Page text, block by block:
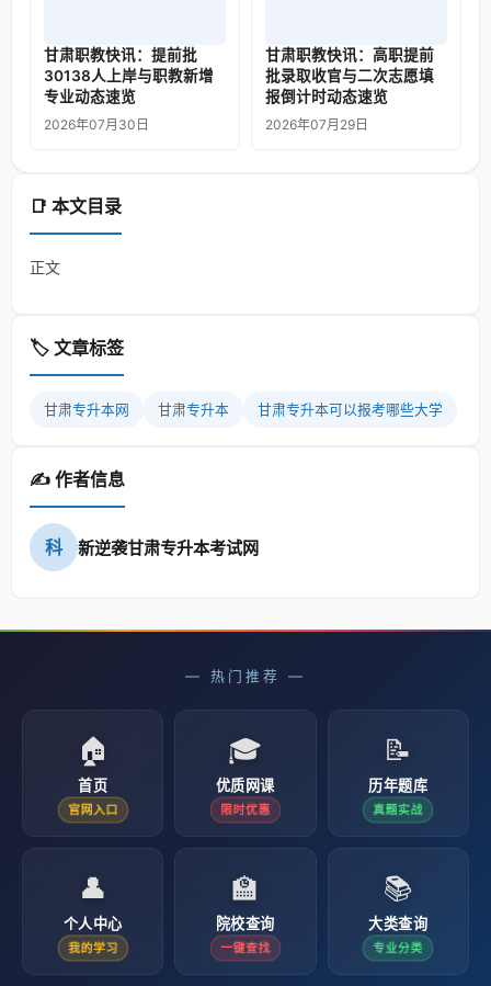
📑 本文目录
正文
🏷️ 文章标签
甘肃专升本网 甘肃专升本 甘肃专升本可以报考哪些大学
✍️ 作者信息
科 新逆袭甘肃专升本考试网
甘肃职教快讯：提前批
30138人上岸与职教新增
专业动态速览
2026年07月30日
甘肃职教快讯：高职提前
批录取收官与二次志愿填
报倒计时动态速览
2026年07月29日
— 热门推荐 —
🏠
首页
官网入口
🎓
优质网课
限时优惠
📝
历年题库
真题实战
👤
个人中心
我的学习
🏫
院校查询
一键查找
📚
大类查询
专业分类